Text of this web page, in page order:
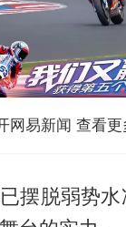
网易新闻 查看
摆脱弱势